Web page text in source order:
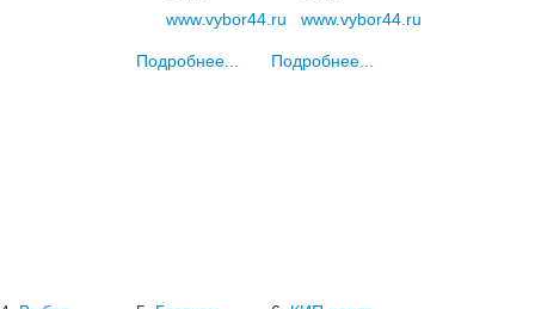
www.vybor44.ru
Подробнее...
www.vybor44.ru
Подробнее...